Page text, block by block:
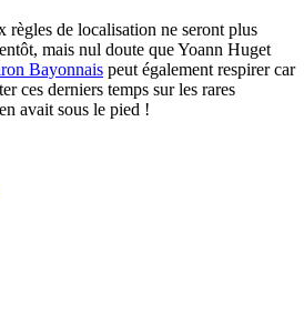
règles de localisation ne seront plus
mais nul doute que Yoann Huget
Bayonnais peut également respirer car
ces derniers temps sur les rares
avait sous le pied !